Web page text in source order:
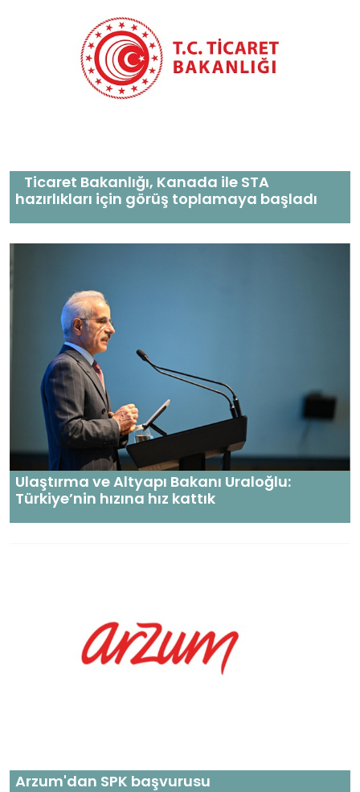
Ticaret Bakanlığı, Kanada ile STA
hazırlıkları için görüş toplamaya başladı
Ulaştırma ve Altyapı Bakanı Uraloğlu:
Türkiye’nin hızına hız kattık
Arzum'dan SPK başvurusu